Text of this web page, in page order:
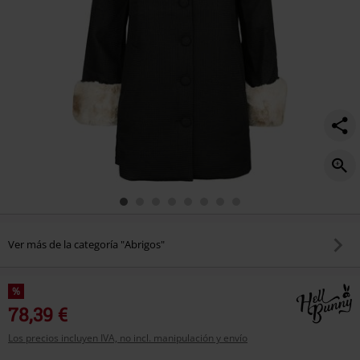
Ver más de la categoría "Abrigos"
%
78,39 €
Los precios incluyen IVA, no incl. manipulación y envío